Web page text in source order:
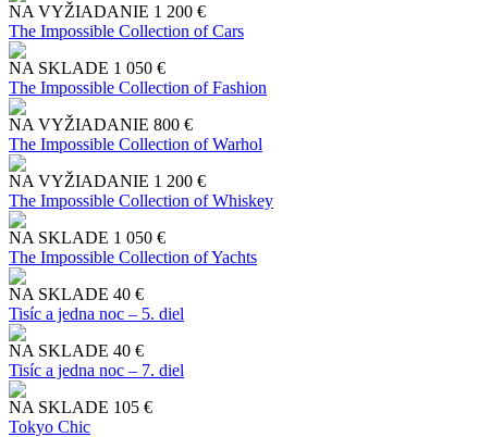
NA VYŽIADANIE 1 200 €
The Impossible Collection of Cars
NA SKLADE 1 050 €
The Impossible Collection of Fashion
NA VYŽIADANIE 800 €
The Impossible Collection of Warhol
NA VYŽIADANIE 1 200 €
The Impossible Collection of Whiskey
NA SKLADE 1 050 €
The Impossible Collection of Yachts
NA SKLADE 40 €
Tisíc a jedna noc – 5. diel
NA SKLADE 40 €
Tisíc a jedna noc – 7. diel
NA SKLADE 105 €
Tokyo Chic